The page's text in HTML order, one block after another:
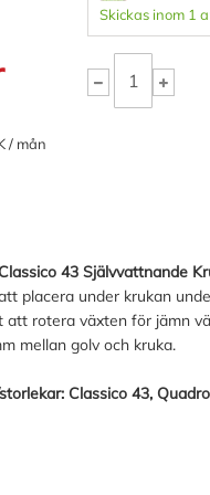
/ mån
Skickas inom 1
43 Självvattnande
placera under krukan
att rotera växten för jämn
mellan golv och kruka.
Classico 43,